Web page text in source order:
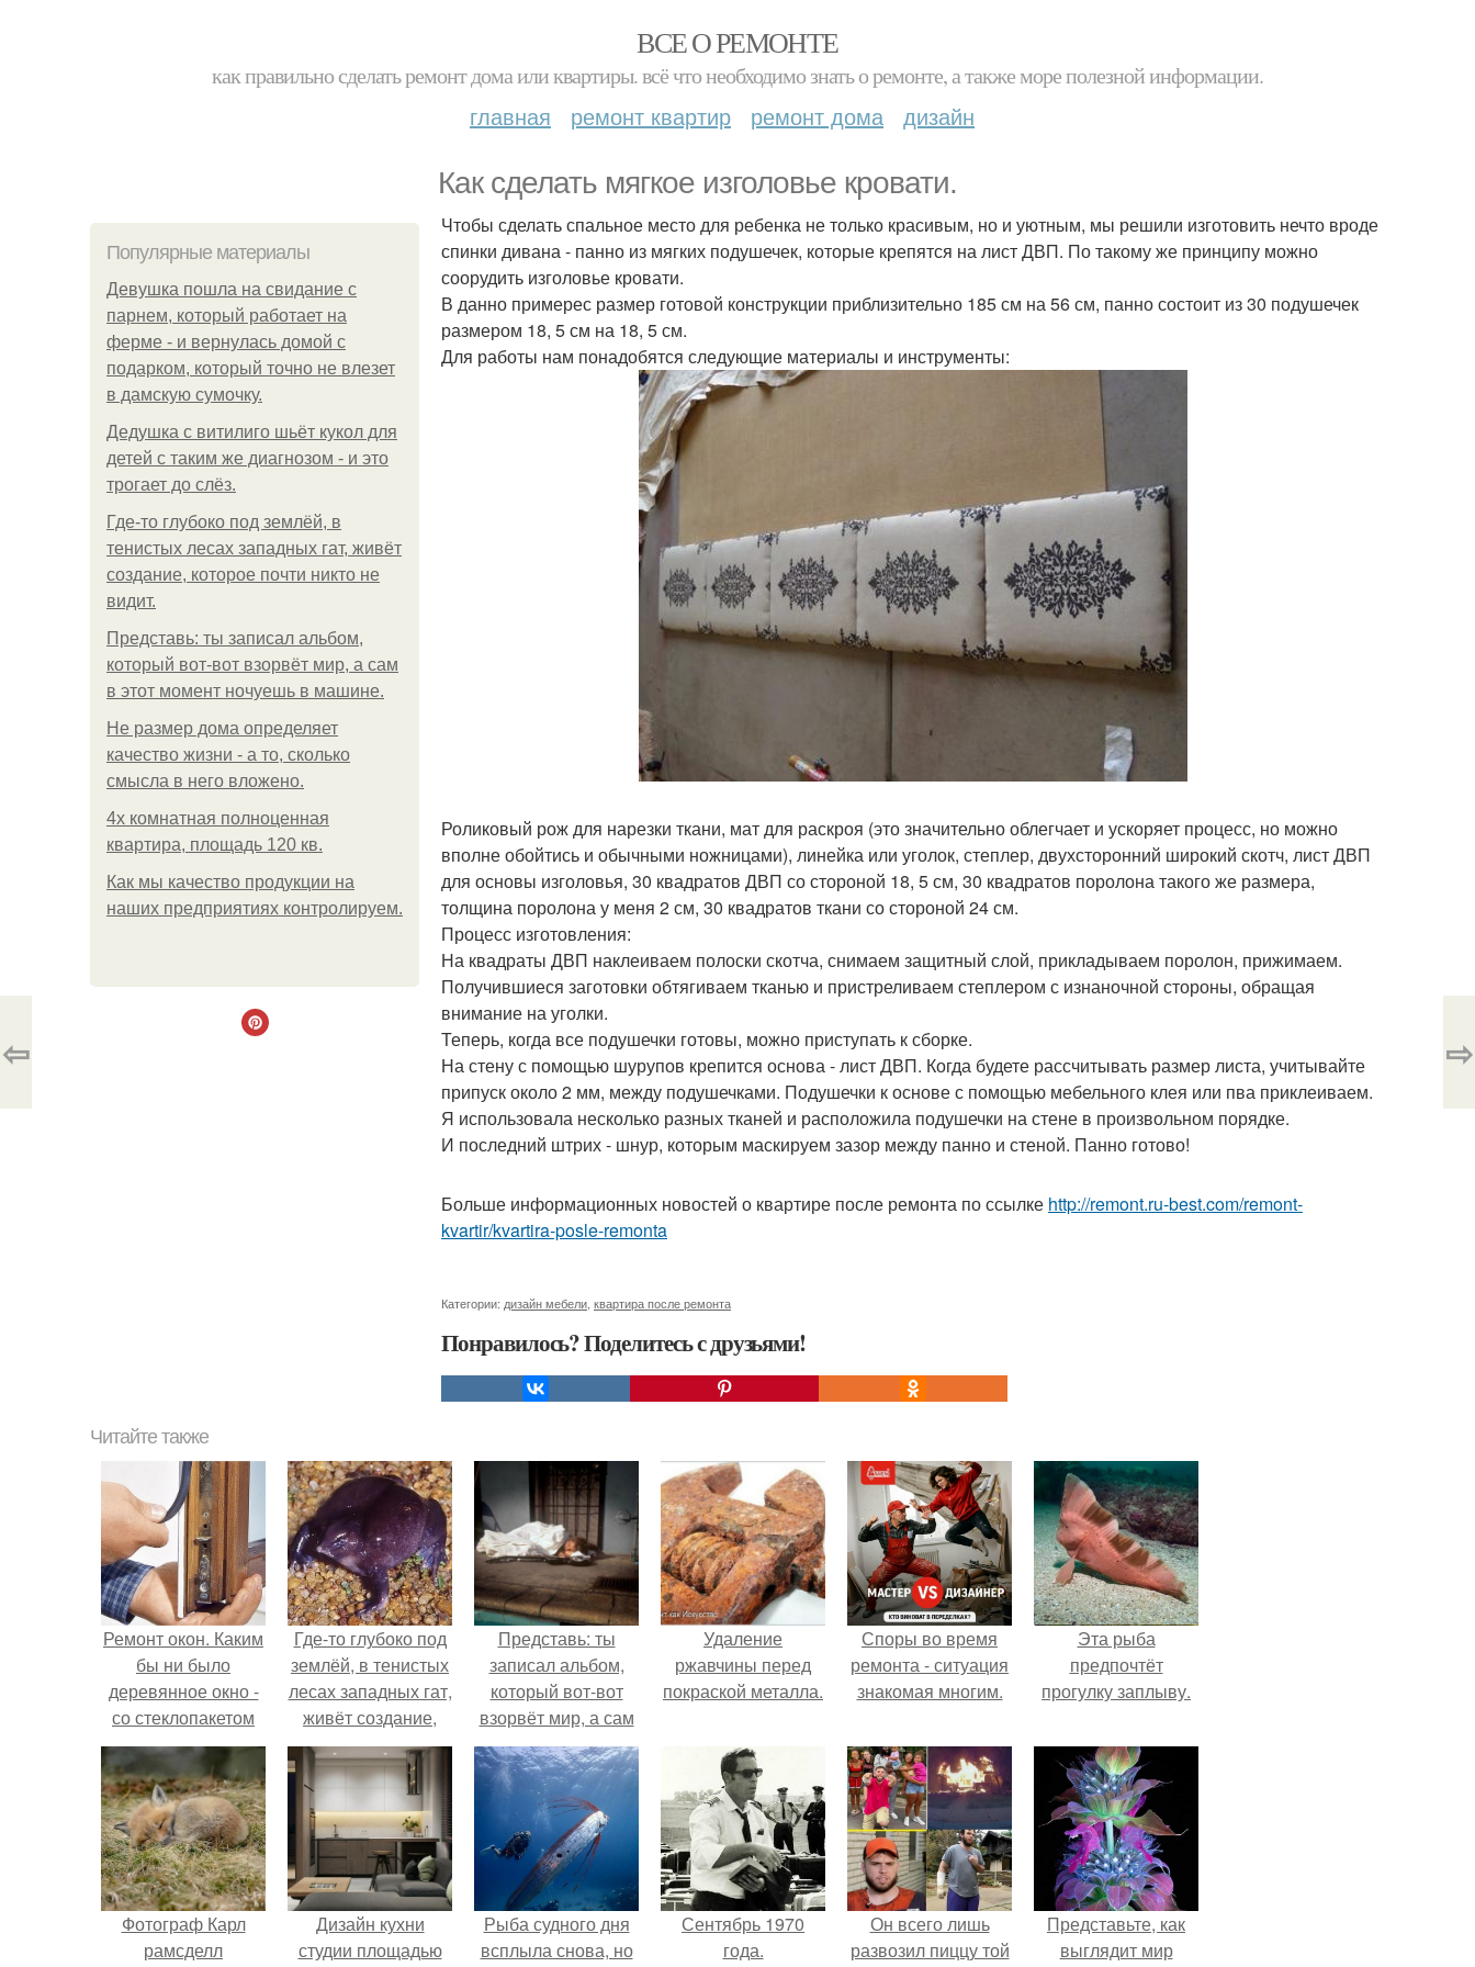
ВСЕ О РЕМОНТЕ
как правильно сделать ремонт дома или квартиры. всё что необходимо знать о ремонте, а также море полезной информации.
главная ремонт квартир ремонт дома дизайн
Как сделать мягкое изголовье кровати.
Популярные материалы
Девушка пошла на свидание с
парнем, который работает на
ферме - и вернулась домой с
подарком, который точно не влезет
в дамскую сумочку.
Дедушка с витилиго шьёт кукол для
детей с таким же диагнозом - и это
трогает до слёз.
Где-то глубоко под землёй, в
тенистых лесах западных гат, живёт
создание, которое почти никто не
видит.
Представь: ты записал альбом,
который вот-вот взорвёт мир, а сам
в этот момент ночуешь в машине.
Не размер дома определяет
качество жизни - а то, сколько
смысла в него вложено.
4x комнатная полноценная
квартира, площадь 120 кв.
Как мы качество продукции на
наших предприятиях контролируем.
Чтобы сделать спальное место для ребенка не только красивым, но и уютным, мы решили изготовить нечто вроде
спинки дивана - панно из мягких подушечек, которые крепятся на лист ДВП. По такому же принципу можно
соорудить изголовье кровати.
В данно примерес размер готовой конструкции приблизительно 185 см на 56 см, панно состоит из 30 подушечек
размером 18, 5 см на 18, 5 см.
Для работы нам понадобятся следующие материалы и инструменты:
Роликовый рож для нарезки ткани, мат для раскроя (это значительно облегчает и ускоряет процесс, но можно
вполне обойтись и обычными ножницами), линейка или уголок, степлер, двухсторонний широкий скотч, лист ДВП
для основы изголовья, 30 квадратов ДВП со стороной 18, 5 см, 30 квадратов поролона такого же размера,
толщина поролона у меня 2 см, 30 квадратов ткани со стороной 24 см.
Процесс изготовления:
На квадраты ДВП наклеиваем полоски скотча, снимаем защитный слой, прикладываем поролон, прижимаем.
Получившиеся заготовки обтягиваем тканью и пристреливаем степлером с изнаночной стороны, обращая
внимание на уголки.
Теперь, когда все подушечки готовы, можно приступать к сборке.
На стену с помощью шурупов крепится основа - лист ДВП. Когда будете рассчитывать размер листа, учитывайте
припуск около 2 мм, между подушечками. Подушечки к основе с помощью мебельного клея или пва приклеиваем.
Я использовала несколько разных тканей и расположила подушечки на стене в произвольном порядке.
И последний штрих - шнур, которым маскируем зазор между панно и стеной. Панно готово!
Больше информационных новостей о квартире после ремонта по ссылке http://remont.ru-best.com/remont-
kvartir/kvartira-posle-remonta
Категории: дизайн мебели квартира после ремонта
Понравилось? Поделитесь с друзьями!
⇦ ⇨
Читайте также
Ремонт окон. Каким
бы ни было
деревянное окно -
со стеклопакетом
или старой
конструкции - оно
требует заботы.
Где-то глубоко под
землёй, в тенистых
лесах западных гат,
живёт создание,
которое почти никто
не видит.
Представь: ты
записал альбом,
который вот-вот
взорвёт мир, а сам
в этот момент
ночуешь в машине.
Удаление
ржавчины перед
покраской металла.
Споры во время
ремонта - ситуация
знакомая многим.
Эта рыба
предпочтёт
прогулку заплыву.
Фотограф Карл
рамсделл
Дизайн кухни
студии площадью
Рыба судного дня
всплыла снова, но
Сентябрь 1970
года.
Он всего лишь
развозил пиццу той
Представьте, как
выглядит мир